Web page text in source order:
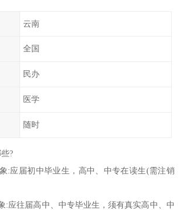
云南
全国
民办
医学
随时
?
:应届初中毕业生，高中、中专在读生(需注销
:应往届高中、中专毕业生，须有真实高中、中